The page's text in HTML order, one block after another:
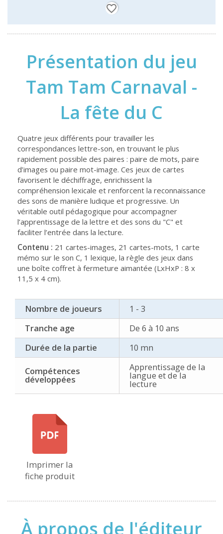
favorite_border
Présentation du jeu
Tam Tam Carnaval -
La fête du C
Quatre jeux différents pour travailler les
correspondances lettre-son, en trouvant le plus
rapidement possible des paires : paire de mots, paire
d’images ou paire mot-image. Ces jeux de cartes
favorisent le déchiffrage, enrichissent la
compréhension lexicale et renforcent la reconnaissance
des sons de manière ludique et progressive. Un
véritable outil pédagogique pour accompagner
l’apprentissage de la lettre et des sons du "C" et
faciliter l’entrée dans la lecture.
Contenu : 21 cartes-images, 21 cartes-mots, 1 carte
mémo sur le son C, 1 lexique, la règle des jeux dans
une boîte coffret à fermeture aimantée (LxHxP : 8 x
11,5 x 4 cm).
Nombre de joueurs
1 - 3
Tranche age
De 6 à 10 ans
Durée de la partie
10 mn
Compétences
développées
Apprentissage de la
langue et de la
lecture
Imprimer la
fiche produit
À propos de l'éditeur